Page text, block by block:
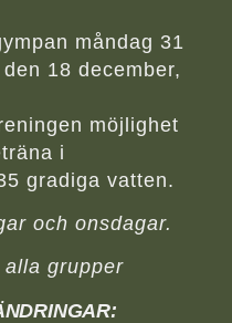
måndag 31
18 december,
möjlighet
i
gradiga vatten.
och onsdagar.
grupper